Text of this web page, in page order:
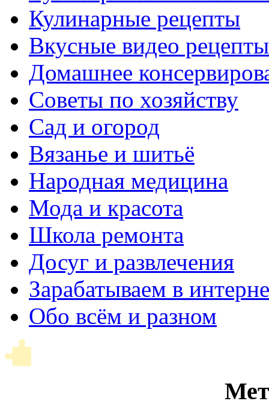
Кулинарные рецепты
Вкусные видео рецепты
Домашнее
Советы по хозяйству
Сад и огород
Вязанье и шитьё
Народная медицина
Мода и красота
Школа ремонта
Досуг и развлечения
Зарабатываем в
Обо всём и разном